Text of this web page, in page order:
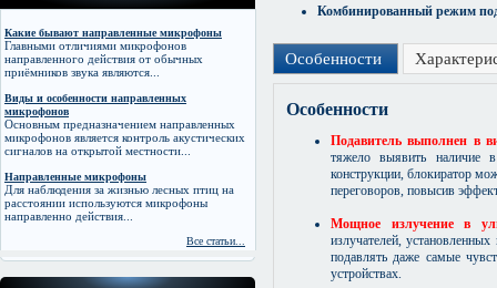
Какие бывают направленные микрофоны
Главными отличиями микрофонов
направленного действия от обычных
приёмников звука являются...
Виды и особенности направленных
микрофонов
Основным предназначением направленных
микрофонов является контроль акустических
сигналов на открытой местности...
Направленные микрофоны
Для наблюдения за жизнью лесных птиц на
расстоянии используются микрофоны
направленно действия...
Все статьи...
Комбинированный режим
Особенности
Особенности
Подавитель выполнен в
тяжело выявить наличие
конструкции, блокиратор
переговоров, повысив
Мощное излучение в
излучателей,
подавлять даже самые
устройствах.